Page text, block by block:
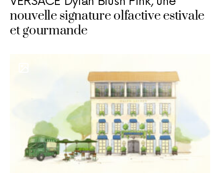
nouvelle signature olfactive estivale
et gourmande